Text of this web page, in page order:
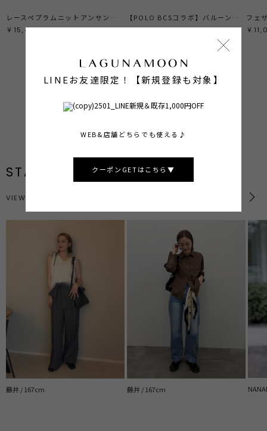
レースペプラムニットアンサンブル
￥15,400
【POLO BCSコラボ】バルーンケーブルニットカーディガン
￥14,300
フェ
￥
ALL ITEMS
PRE ORDER
BEST SELLER
SHOP NOW
STAFF STYLING
VIEW MORE
藤井 / 167cm 藤井 / 167cm
LINEお友達限定！【新規登録も対象】
WEB&店舗どちらでも使える♪
クーポンGETはこちら▼